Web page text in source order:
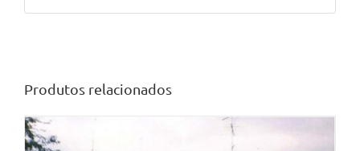
Produtos relacionados